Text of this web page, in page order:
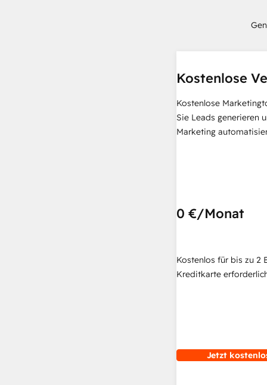
Kostenlose
Kostenlose
Sie Leads generieren
Marketing
0 €/Monat
Kostenlos für bis zu 2
Kreditkarte
Jetzt